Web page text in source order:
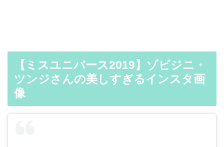
【ミスユニバース2019】ゾビジニ・
ツンジさんの美しすぎるインスタ画
像